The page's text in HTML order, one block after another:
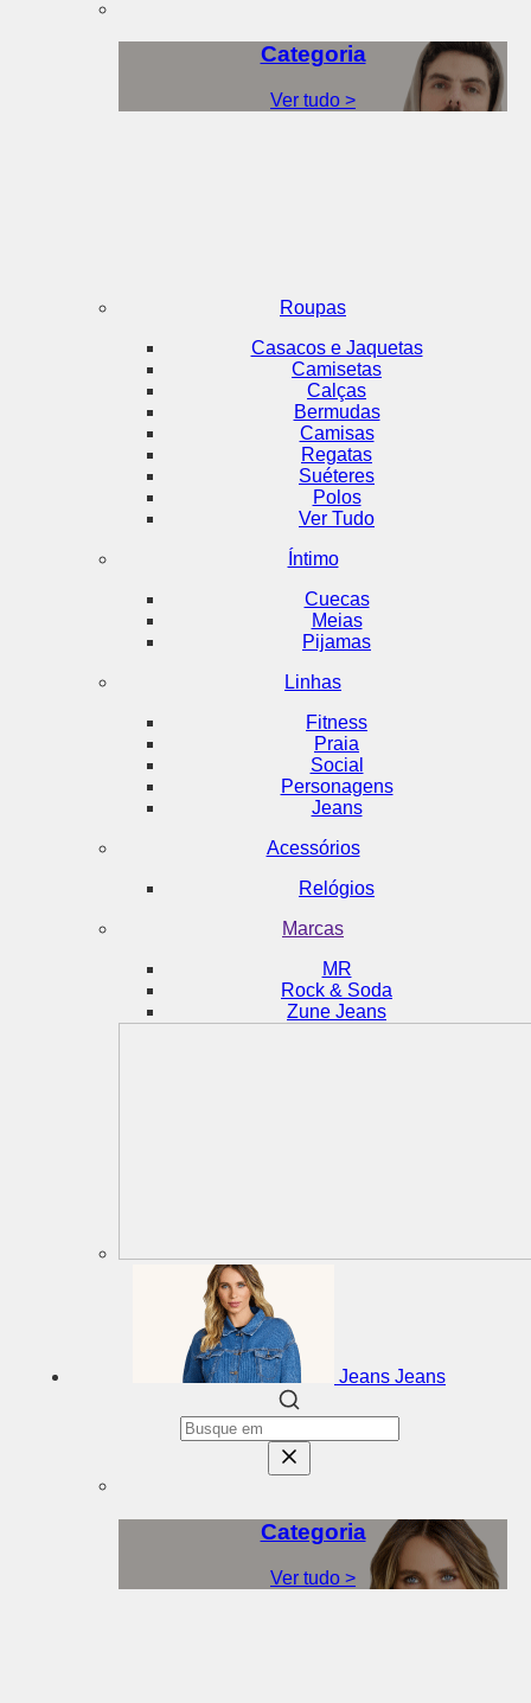
Categoria
Ver tudo >
Roupas
Casacos e Jaquetas
Camisetas
Calças
Bermudas
Camisas
Regatas
Suéteres
Polos
Ver Tudo
Íntimo
Cuecas
Meias
Pijamas
Linhas
Fitness
Praia
Social
Personagens
Jeans
Acessórios
Relógios
Marcas
MR
Rock & Soda
Zune Jeans
Jeans Jeans
Categoria
Ver tudo >